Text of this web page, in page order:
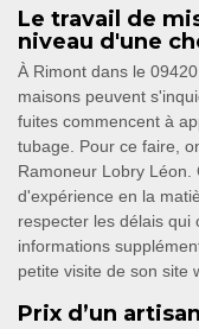
Le travail de
niveau d'une
À Rimont dans le
maisons peuvent
fuites commencent à
tubage. Pour ce faire,
Ramoneur Lobry
d'expérience en la
respecter les délais qui
informations
petite visite de son site
Prix d’un